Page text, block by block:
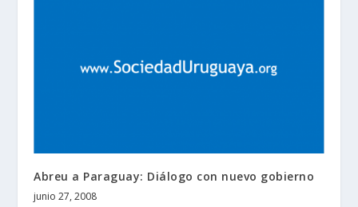
Abreu a Paraguay: Diálogo con nuevo gobierno
junio 27, 2008